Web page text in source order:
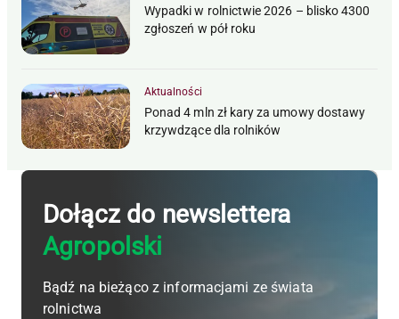
Wypadki w rolnictwie 2026 – blisko 4300
zgłoszeń w pół roku
Aktualności
Ponad 4 mln zł kary za umowy dostawy
krzywdzące dla rolników
Dołącz do newslettera
Agropolski
Bądź na bieżąco z informacjami ze świata
rolnictwa